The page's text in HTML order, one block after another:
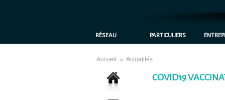
RÉSEAU PARTICULIERS
Accueil > Actualités
COVID19